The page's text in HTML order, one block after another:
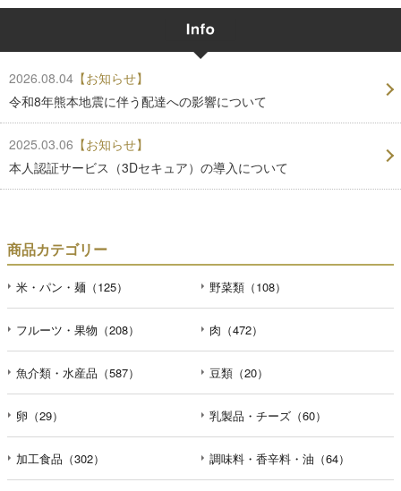
2026.08.04 【お知らせ】
令和8年熊本地震に伴う配達への影響について
2025.03.06 【お知らせ】
本人認証サービス（3Dセキュア）の導入について
商品カテゴリー
米・パン・麺（125） 野菜類（108）
フルーツ・果物（208） 肉（472）
魚介類・水産品（587） 豆類（20）
卵（29） 乳製品・チーズ（60）
加工食品（302） 調味料・香辛料・油（64）